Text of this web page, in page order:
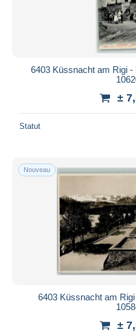
6403 Küssnacht am Rigi
±
Statut
Nouveau
6403 Küssnacht am
±